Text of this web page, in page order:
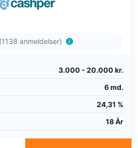
(1138 anmeldelser)
3.000 - 20.000 kr.
6 md.
24,31 %
18 År